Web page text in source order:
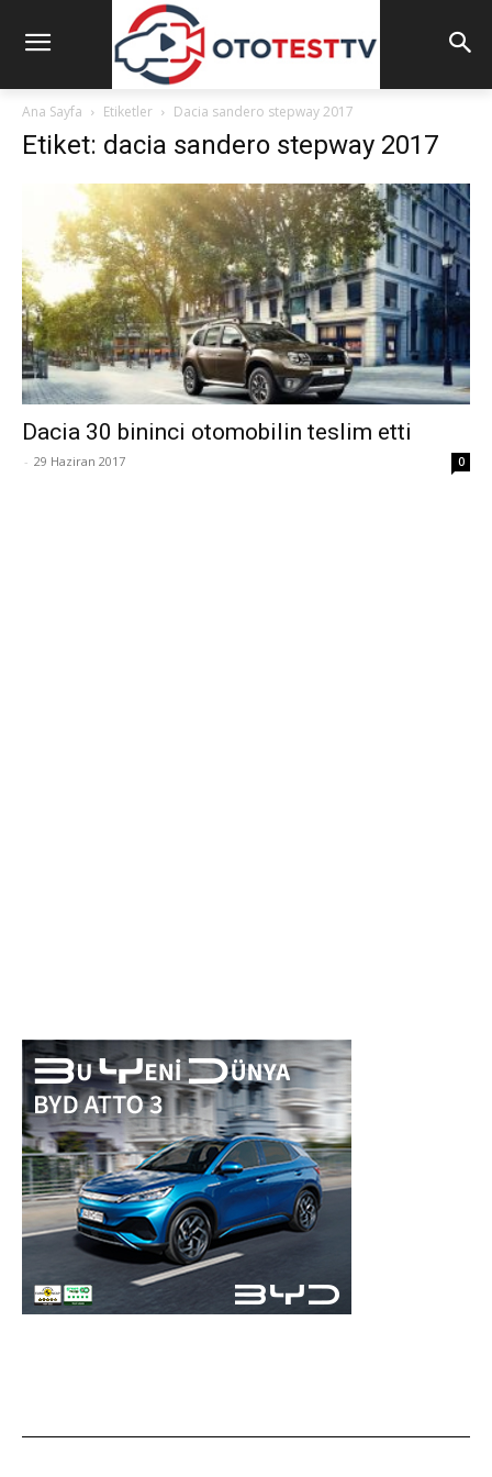
Ana Sayfa Etiketler Dacia sandero stepway 2017
Etiket: dacia sandero stepway 2017
Dacia 30 bininci otomobilin teslim etti
- 29 Haziran 2017 0